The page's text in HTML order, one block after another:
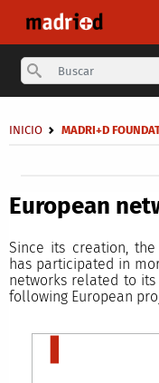
Breadcrumb
INICIO MADRI+D
European
Since its creation,
has participated in
networks related to
following European